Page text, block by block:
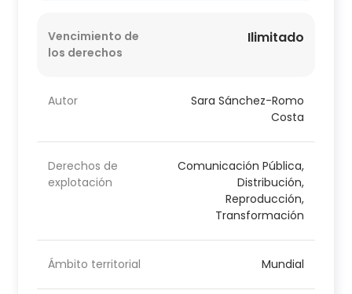
Vencimiento de
los derechos
Ilimitado
Autor
Sara Sánchez-Romo
Costa
Derechos de
explotación
Comunicación Pública,
Distribución,
Reproducción,
Transformación
Ámbito territorial Mundial